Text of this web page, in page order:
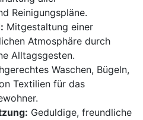
Reinigungspläne.
Mitgestaltung einer
Atmosphäre durch
Alltagsgesten.
Waschen, Bügeln,
Textilien für das
Geduldige, freundliche